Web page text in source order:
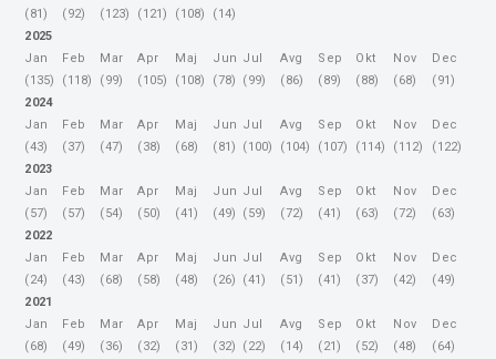
(81)
(92)
(123)
(121)
(108)
(14)
2025
Jan
(135)
Feb
(118)
Mar
(99)
Apr
(105)
Maj
(108)
Jun
(78)
Jul
(99)
Avg
(86)
Sep
(89)
Okt
(88)
Nov
(68)
Dec
(91)
2024
Jan
(43)
Feb
(37)
Mar
(47)
Apr
(38)
Maj
(68)
Jun
(81)
Jul
(100)
Avg
(104)
Sep
(107)
Okt
(114)
Nov
(112)
Dec
(122)
2023
Jan
(57)
Feb
(57)
Mar
(54)
Apr
(50)
Maj
(41)
Jun
(49)
Jul
(59)
Avg
(72)
Sep
(41)
Okt
(63)
Nov
(72)
Dec
(63)
2022
Jan
(24)
Feb
(43)
Mar
(68)
Apr
(58)
Maj
(48)
Jun
(26)
Jul
(41)
Avg
(51)
Sep
(41)
Okt
(37)
Nov
(42)
Dec
(49)
2021
Jan
(68)
Feb
(49)
Mar
(36)
Apr
(32)
Maj
(31)
Jun
(32)
Jul
(22)
Avg
(14)
Sep
(21)
Okt
(52)
Nov
(48)
Dec
(64)